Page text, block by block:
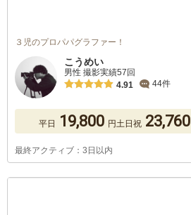
３児のプロパパグラファー！
こうめい
男性 撮影実績57回
4.91
44件
平日 19,800 円土日祝 23,760
最終アクティブ：3日以内